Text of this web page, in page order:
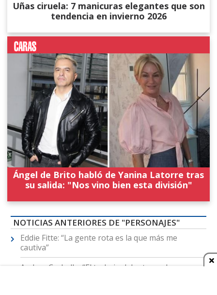
Uñas ciruela: 7 manicuras elegantes que son
tendencia en invierno 2026
Ángel de Brito habló de Yanina Latorre tras
su salida: "Nos vino bien esta división"
NOTICIAS ANTERIORES DE "PERSONAJES"
Eddie Fitte: “La gente rota es la que más me
cautiva”
Andrea Carballo: “El trabajo del actor es buscar